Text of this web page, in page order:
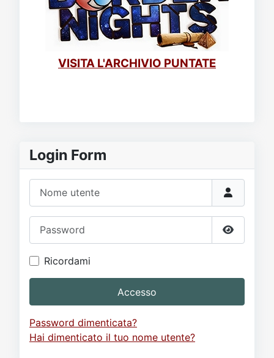
Login Form
Mostra
Ricordami
Accesso
Password dimenticata?
Hai dimenticato il tuo nome utente?
VISITA L'ARCHIVIO PUNTATE